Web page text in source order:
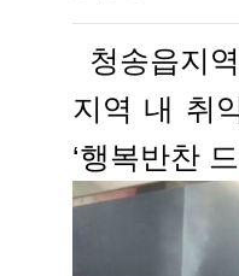
청송읍지
지역 내 취
‘행복반찬